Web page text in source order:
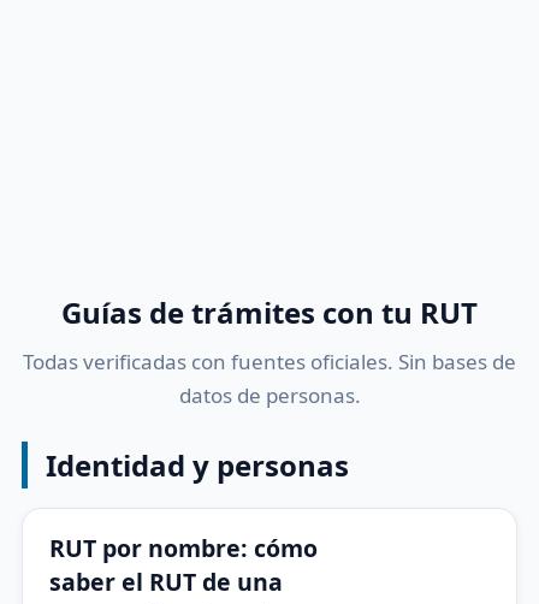
Guías de trámites con tu RUT
Todas verificadas con fuentes oficiales. Sin bases de
datos de personas.
Identidad y personas
RUT por nombre: cómo
saber el RUT de una